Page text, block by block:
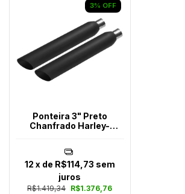
3% OFF
Ponteira 3" Preto
Chanfrado Harley-
R$1.419,34 R$1.376,76
12 x de R$114,73 sem
juros